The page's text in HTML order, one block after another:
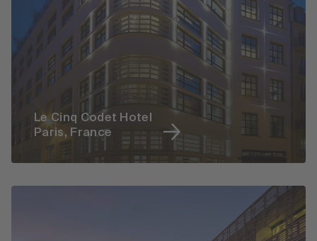
Le Cinq Codet Hotel
Paris, France